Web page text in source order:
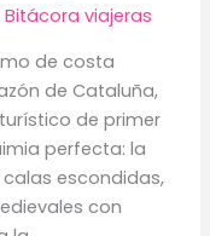
Bitácora viajeras
de costa
de Cataluña,
de primer
perfecta: la
escondidas,
con